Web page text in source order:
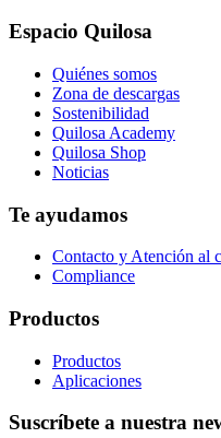
Espacio Quilosa
Quiénes somos
Zona de descargas
Sostenibilidad
Quilosa Academy
Quilosa Shop
Noticias
Te ayudamos
Contacto y Atención al
Compliance
Productos
Productos
Aplicaciones
Suscríbete a nuestra